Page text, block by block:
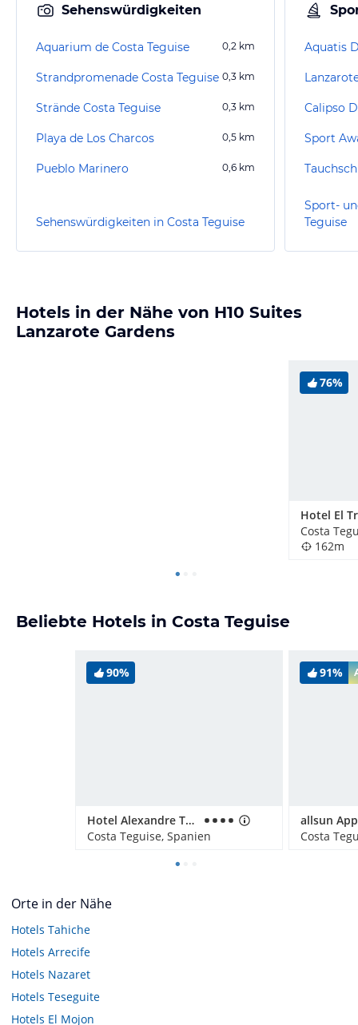
Sehenswürdigkeiten
Aquarium de Costa Teguise 0,2 km
Strandpromenade Costa Teguise 0,3 km
Strände Costa Teguise 0,3 km
Playa de Los Charcos 0,5 km
Pueblo Marinero 0,6 km
Sehenswürdigkeiten in Costa Teguise
Aquatis
Calipso
Sport
Sport-
Teguise
Hotels in der Nähe von H10 Suites
Lanzarote Gardens
76%
Hotel El
Costa
162m
Beliebte Hotels in Costa Teguise
90%
Hotel Alexandre Teguise Playa
Costa Teguise, Spanien
91%
Costa
Orte in der Nähe
Hotels Tahiche
Hotels Arrecife
Hotels Nazaret
Hotels Teseguite
Hotels El Mojon